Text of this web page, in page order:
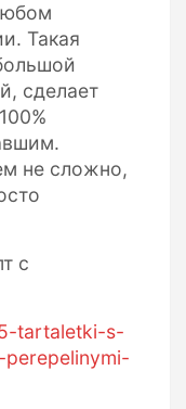
Такая
сделает
не сложно,
с
tartaletki-s-